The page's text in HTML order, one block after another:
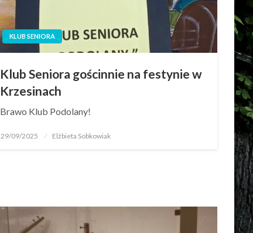
KLUB SENIORA
Klub Seniora gościnnie na festynie w
Krzesinach
Brawo Klub Podolany!
29/09/2025 Elżbieta Sobkowiak